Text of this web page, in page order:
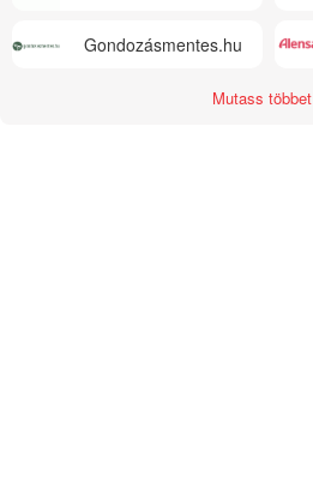
Gondozásmentes.hu
Mutass többet